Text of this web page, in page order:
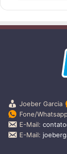
Joeber Garcia
Fone/
E-Mail:
E-Mail: